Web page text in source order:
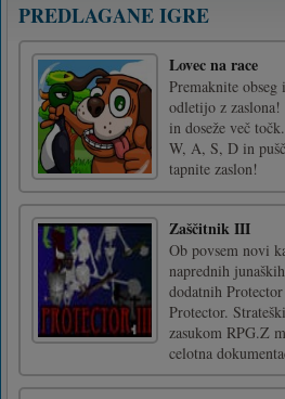
PREDLAGANE IGRE
Lovec na race
Premaknite
odletijo z zaslona!
in doseže več
W, A, S, D in
tapnite zaslon!
Zaščitnik III
Ob povsem novi
naprednih
dodatnih
Protector.
zasukom RPG.Z
celotna